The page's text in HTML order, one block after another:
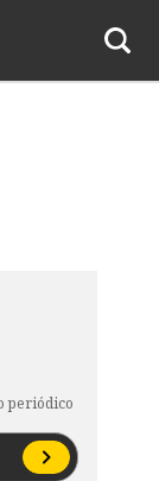
periódico